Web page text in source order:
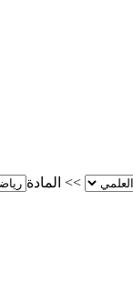
>> المادة